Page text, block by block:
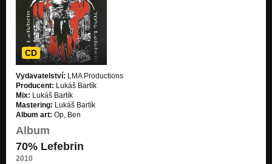
Prof. Lefebvre live at Antitrend 2010
Nezařazeno
CD
Vydavatelství: LMA Productions
Producent: Lukáš Bartík
Mix: Lukáš Bartík
Mastering: Lukáš Bartík
Album art: Op, Ben
Album
70% Lefebrin
2010